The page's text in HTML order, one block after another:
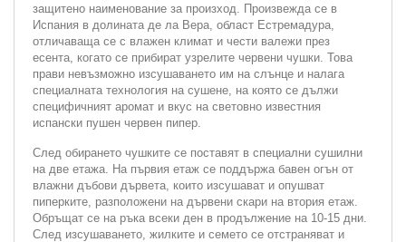
защитено наименование за произход. Произвежда се в
Испания в долината де ла Вера, област Естремадура,
отличаваща се с влажен климат и чести валежи през
есента, когато се прибират узрелите червени чушки. Това
прави невъзможно изсушаването им на слънце и налага
специалната технология на сушене, на която се дължи
специфичният аромат и вкус на световно известния
испански пушен червен пипер.
След обирането чушките се поставят в специални сушилни
на две етажа. На първия етаж се поддържа бавен огън от
влажни дъбови дървета, които изсушават и опушват
пиперките, разположени на дървени скари на втория етаж.
Обръщат се на ръка всеки ден в продължение на 10-15 дни.
След изсушаването, жилките и семето се отстраняват и